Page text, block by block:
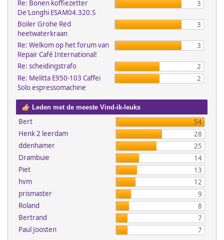
Re: Bonen koffiezetter
De'Longhi ESAM04.320.S
3
Boiler Grohe Red
heetwaterkraan
3
Re: Welkom op het forum van
Repair Café International!
3
Re: scheidingstrafo
2
Re: Melitta E950-103 Caffei
Solo espressomachine
2
Leden met de meeste Vind-ik-leuks
Bert
54
Henk 2 leerdam
28
ddenhamer
25
Drambuie
14
Piet
13
hvm
12
prismaster
9
Roland
8
Bertrand
7
Paul Joosten
7